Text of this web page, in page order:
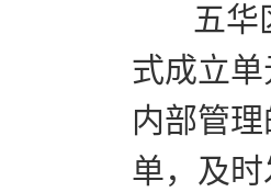
五华区
式成立
内部管
单，及